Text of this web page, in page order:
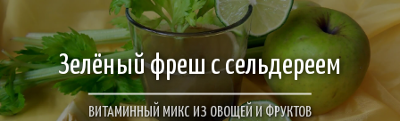
Зелёный фреш с сельдереем
ВИТАМИННЫЙ МИКС ИЗ ОВОЩЕЙ И ФРУКТОВ